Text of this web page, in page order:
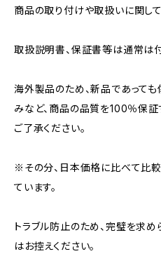
商品の取り付けや取扱いに関し
取扱説明書、保証書等は通常は
海外製品のため、新品であって
みなど、商品の品質を100％保
ご了承ください。
※その分、日本価格に比べて比
ています。
トラブル防止のため、完璧を求
はお控えください。